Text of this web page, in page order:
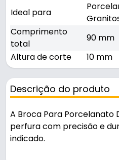
Ideal para
Comprimento
total
90 mm
Altura de corte
10 mm
Descrição do produto
A Broca Para
perfura com precisão e
indicado.